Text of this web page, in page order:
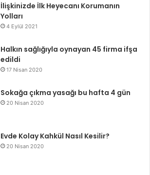
İlişkinizde İlk Heyecanı Korumanın
Yolları
4 Eylül 2021
Halkın sağlığıyla oynayan 45 firma ifşa
edildi
17 Nisan 2020
Sokağa çıkma yasağı bu hafta 4 gün
20 Nisan 2020
Evde Kolay Kahkül Nasıl Kesilir?
20 Nisan 2020